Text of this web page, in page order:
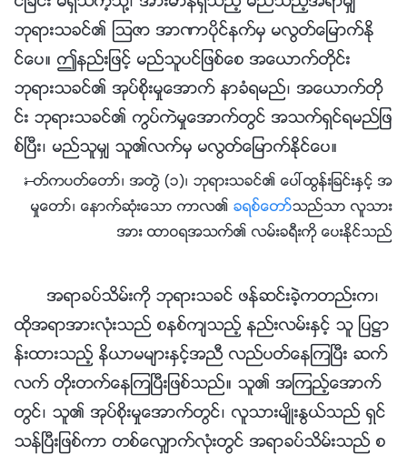
ဘုရားသခင္၏ ၾသဇာ အာဏာပိုင္နက္မွ မလြတ္ေျမာက္ႏို
င္ေပ။ ဤနည္းျဖင့္ မည္သူပင္ျဖစ္ေစ အေယာက္တိုင္း
ဘုရားသခင္၏ အုပ္စိုးမႈေအာက္ နာခံရမည္၊ အေယာက္တို
င္း ဘုရားသခင္၏ ကြပ္ကဲမႈေအာက္တြင္ အသက္ရွင္ရမည္ျဖ
စ္ၿပီး၊ မည္သူမွ် သူ၏လက္မွ မလြတ္ေျမာက္ႏိုင္ေပ။
—ႏႈတ္ကပတ္ေတာ္၊ အတြဲ (၁)၊ ဘုရားသခင္၏ ေပၚထြန္းျခင္းႏွင့္ အ
မႈေတာ္၊ ေနာက္ဆုံးေသာ ကာလ၏ ခရစ္ေတာ္သည္သာ လူသား
အား ထာဝရအသက္၏ လမ္းခရီးကို ေပးႏိုင္သည္
အရာခပ္သိမ္းကို ဘုရားသခင္ ဖန္ဆင္းခဲ့ကတည္းက၊
ထိုအရာအားလုံးသည္ စနစ္က်သည့္ နည္းလမ္းႏွင့္ သူ ျပ႒ာ
န္းထားသည့္ နိယာမမ်ားႏွင့္အညီ လည္ပတ္ေနၾကၿပီး ဆက္
လက္ တိုးတက္ေနၾကၿပီးျဖစ္သည္။ သူ၏ အၾကည့္ေအာက္
တြင္၊ သူ၏ အုပ္စိုးမႈေအာက္တြင္၊ လူသားမ်ိဳးႏြယ္သည္ ရွင္
သန္ၿပီးျဖစ္ကာ တစ္ေလွ်ာက္လုံးတြင္ အရာခပ္သိမ္းသည္ စ